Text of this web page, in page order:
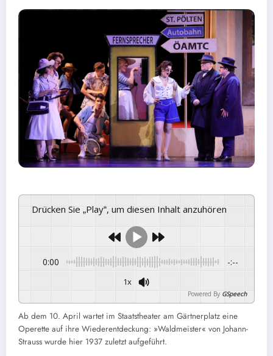
Drücken Sie „Play“, um diesen Inhalt anzuhören
0:00 -:--
1x
Powered By GSpeech
Ab dem 10. April wartet im Staatstheater am Gärtnerplatz eine
Operette auf ihre Wiederentdeckung: »Waldmeister« von Johann-
Strauss wurde hier 1937 zuletzt aufgeführt.